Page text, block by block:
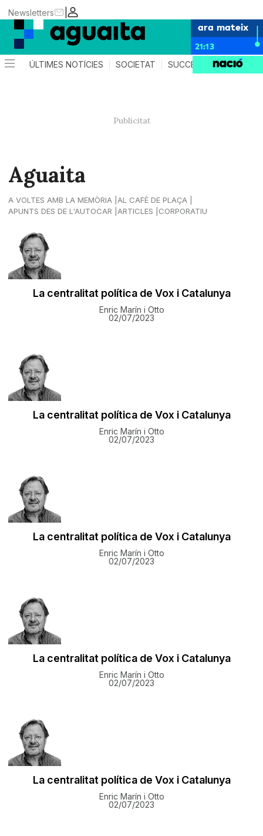
|
Newsletters
ara mateix
21:13
ÚLTIMES NOTÍCIES SOCIETAT SUCCESSOS AGENDA
Aguaita
A VOLTES AMB LA MEMÒRIA
AL CAFÈ DE PLAÇA
APUNTS DES DE L'AUTOCAR
ARTICLES CORPORATIU
​La centralitat política de Vox i Catalunya
Enric Marín i Otto
02/07/2023
​La centralitat política de Vox i Catalunya
Enric Marín i Otto
02/07/2023
​La centralitat política de Vox i Catalunya
Enric Marín i Otto
02/07/2023
​La centralitat política de Vox i Catalunya
Enric Marín i Otto
02/07/2023
​La centralitat política de Vox i Catalunya
Enric Marín i Otto
02/07/2023